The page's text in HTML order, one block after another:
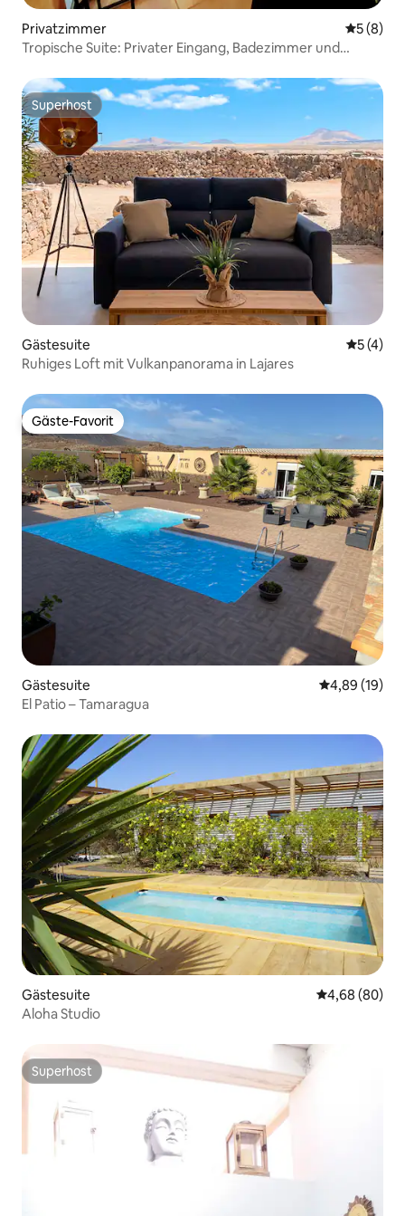
Privatzimmer
5 (8)
Tropische Suite: Privater Eingang, Badezimmer und
Superhost
Superhost
Gästesuite
5 (4)
Ruhiges Loft mit Vulkanpanorama in Lajares
Gäste-Favorit
Gäste-Favorit
Gästesuite
4,89 (19)
El Patio – Tamaragua
Gästesuite
4,68 (80)
Aloha Studio
Superhost
Superhost